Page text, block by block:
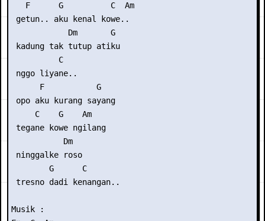
   F      G          C  Am
getun.. aku kenal kowe..
            Dm       G
kadung tak tutup atiku
          C
nggo liyane..
      F           G
opo aku kurang sayang
     C    G    Am
tegane kowe ngilang
           Dm
ninggalke roso
        G      C
tresno dadi kenangan..
Musik :